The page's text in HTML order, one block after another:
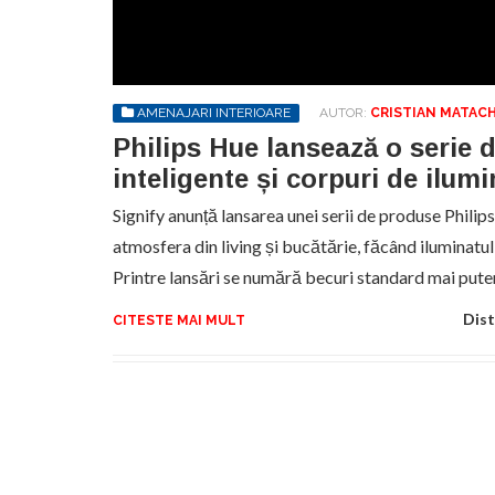
AMENAJARI INTERIOARE AUTOR: CRISTIAN
Philips Hue lansează o serie
inteligente și corpuri de
Signify anunță lansarea unei serii de produse
atmosfera din living și bucătărie, făcând
Printre lansări se numără becuri standard mai
CITESTE MAI MULT